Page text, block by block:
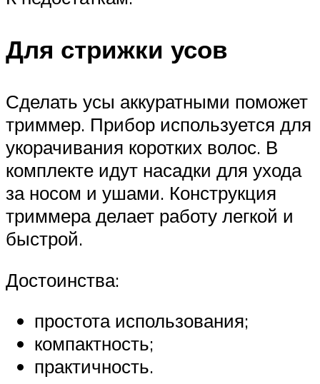
Для стрижки усов
Сделать усы аккуратными поможет
триммер. Прибор используется для
укорачивания коротких волос. В
комплекте идут насадки для ухода
за носом и ушами. Конструкция
триммера делает работу легкой и
быстрой.
Достоинства:
простота использования;
компактность;
практичность.